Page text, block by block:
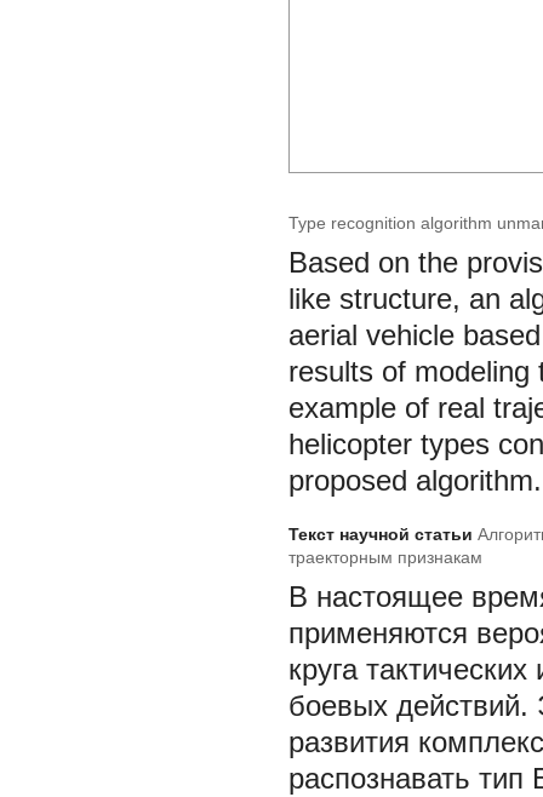
Type recognition algorithm
Based on the
like structure, an
aerial vehicle
results of modeling
example of real
helicopter types
proposed algorithm.
Текст научной статьи
траекторным признакам
В настоящее
применяются
круга
боевых действий.
развития
распознавать